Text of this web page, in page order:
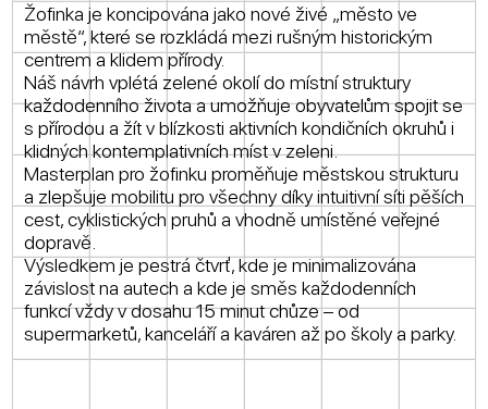
Žofinka je koncipována jako nové živé „město ve
městě“, které se rozkládá mezi rušným historickým
centrem a klidem přírody.
Náš návrh vplétá zelené okolí do místní struktury
každodenního života a umožňuje obyvatelům spojit se
s přírodou a žít v blízkosti aktivních kondičních okruhů i
klidných kontemplativních míst v zeleni.
Masterplan pro žofinku proměňuje městskou strukturu
a zlepšuje mobilitu pro všechny díky intuitivní síti pěších
cest, cyklistických pruhů a vhodně umístěné veřejné
dopravě.
Výsledkem je pestrá čtvrť, kde je minimalizována
závislost na autech a kde je směs každodenních
funkcí vždy v dosahu 15 minut chůze – od
supermarketů, kanceláří a kaváren až po školy a parky.